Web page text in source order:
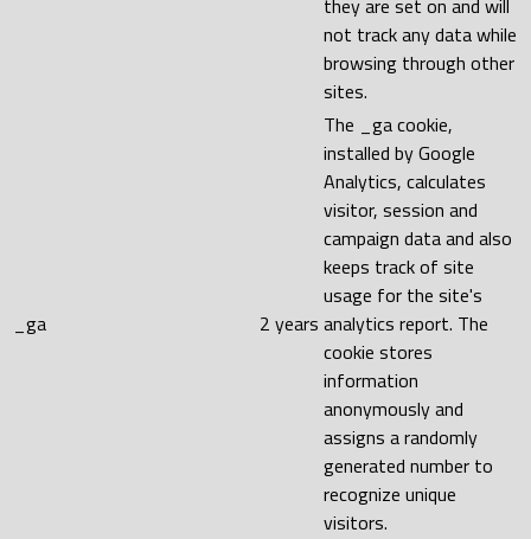
they are set on and will
not track any data while
browsing through other
sites.
_ga 2 years
The _ga cookie,
installed by Google
Analytics, calculates
visitor, session and
campaign data and also
keeps track of site
usage for the site's
analytics report. The
cookie stores
information
anonymously and
assigns a randomly
generated number to
recognize unique
visitors.